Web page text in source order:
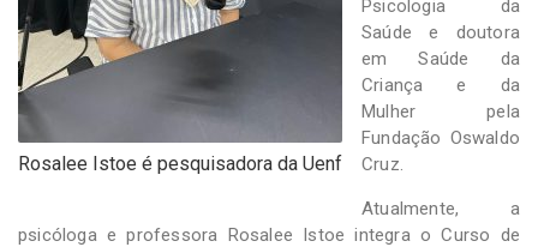
Rosalee Istoe é pesquisadora da Uenf
Psicologia da
Saúde e doutora
em Saúde da
Criança e da
Mulher pela
Fundação Oswaldo
Cruz.
Atualmente, a
psicóloga e professora Rosalee Istoe integra o Curso de